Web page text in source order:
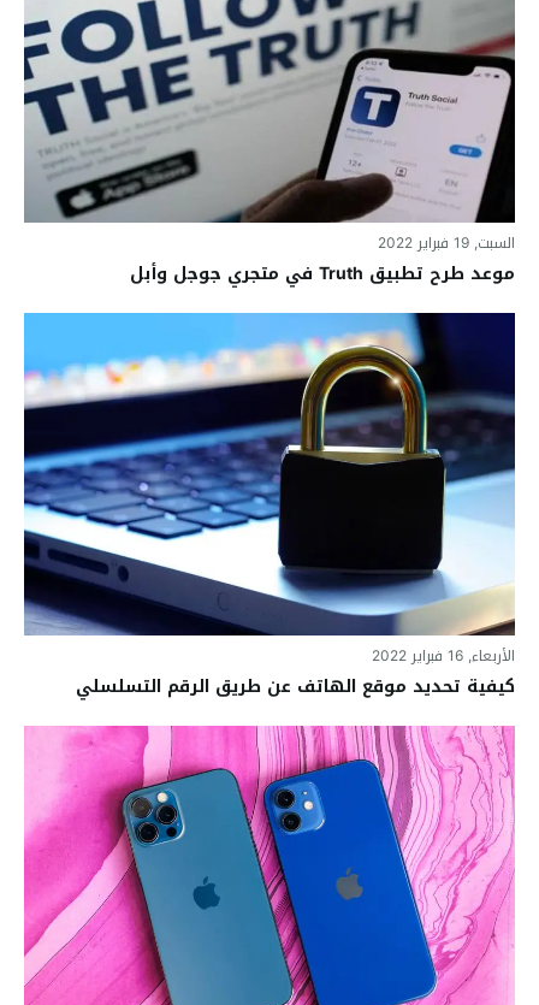
السبت, 19 فبراير 2022
موعد طرح تطبيق Truth في متجري جوجل وأبل
الأربعاء, 16 فبراير 2022
كيفية تحديد موقع الهاتف عن طريق الرقم التسلسلي